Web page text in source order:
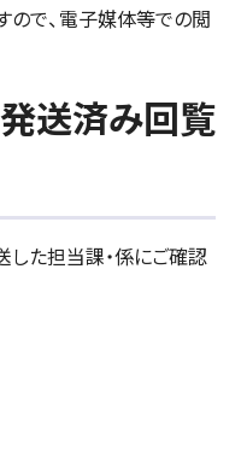
ので、電子媒体等での閲
送済み回覧
た担当課・係にご確認